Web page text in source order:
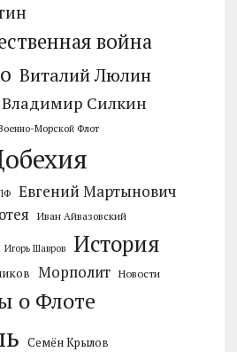
война
Виталий Люлин
Владимир Силкин
Морской Флот
Евгений Мартынович
Иван Айвазовский
Игорь Шавров История
Морполит Новости
о Флоте
Семён Крылов